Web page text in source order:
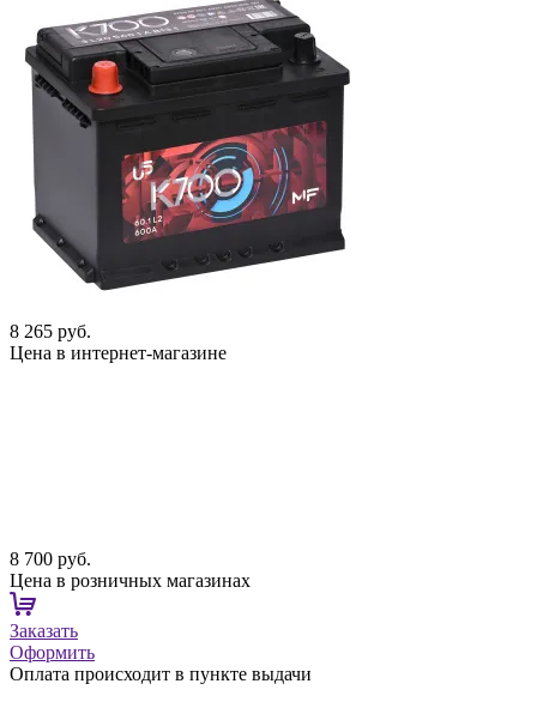
8 265 руб.
Цена в интернет-магазине
8 700 руб.
Цена в розничных магазинах
Заказать
Оформить
Оплата происходит в пункте выдачи